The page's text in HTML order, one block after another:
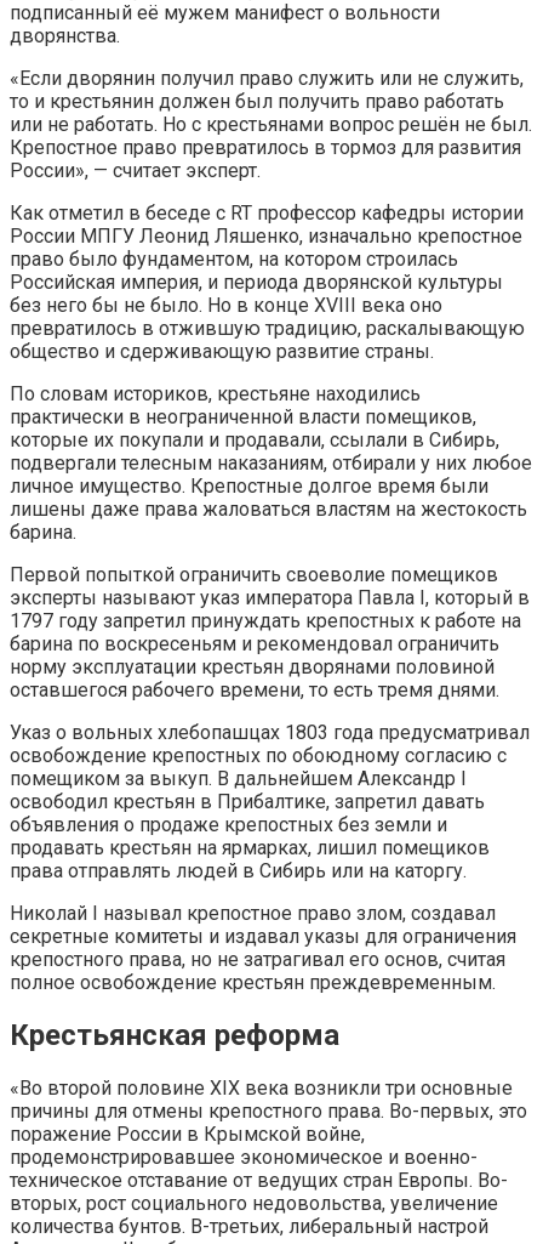
подписанный её мужем манифест о вольности
дворянства.
«Если дворянин получил право служить или не служить,
то и крестьянин должен был получить право работать
или не работать. Но с крестьянами вопрос решён не был.
Крепостное право превратилось в тормоз для развития
России», — считает эксперт.
Как отметил в беседе с RT профессор кафедры истории
России МПГУ Леонид Ляшенко, изначально крепостное
право было фундаментом, на котором строилась
Российская империя, и периода дворянской культуры
без него бы не было. Но в конце XVIII века оно
превратилось в отжившую традицию, раскалывающую
общество и сдерживающую развитие страны.
По словам историков, крестьяне находились
практически в неограниченной власти помещиков,
которые их покупали и продавали, ссылали в Сибирь,
подвергали телесным наказаниям, отбирали у них любое
личное имущество. Крепостные долгое время были
лишены даже права жаловаться властям на жестокость
барина.
Первой попыткой ограничить своеволие помещиков
эксперты называют указ императора Павла I, который в
1797 году запретил принуждать крепостных к работе на
барина по воскресеньям и рекомендовал ограничить
норму эксплуатации крестьян дворянами половиной
оставшегося рабочего времени, то есть тремя днями.
Указ о вольных хлебопашцах 1803 года предусматривал
освобождение крепостных по обоюдному согласию с
помещиком за выкуп. В дальнейшем Александр I
освободил крестьян в Прибалтике, запретил давать
объявления о продаже крепостных без земли и
продавать крестьян на ярмарках, лишил помещиков
права отправлять людей в Сибирь или на каторгу.
Николай I называл крепостное право злом, создавал
секретные комитеты и издавал указы для ограничения
крепостного права, но не затрагивал его основ, считая
полное освобождение крестьян преждевременным.
Крестьянская реформа
«Во второй половине XIX века возникли три основные
причины для отмены крепостного права. Во-первых, это
поражение России в Крымской войне,
продемонстрировавшее экономическое и военно-
техническое отставание от ведущих стран Европы. Во-
вторых, рост социального недовольства, увеличение
количества бунтов. В-третьих, либеральный настрой